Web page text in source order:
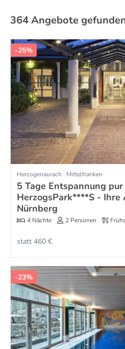
364 Angebote
-25%
Herzogenaurach · Mittelfranken
5 Tage Entspannung
HerzogsPark****S - Ihre
Nürnberg
4 Nächte 2 Personen
statt 460 €
-23%